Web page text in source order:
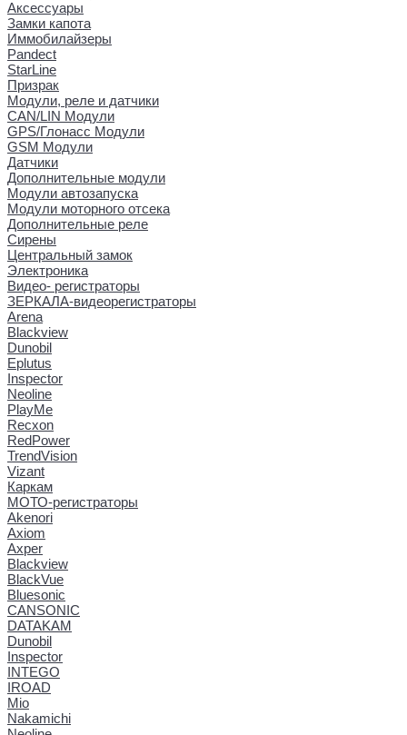
Аксессуары
Замки капота
Иммобилайзеры
Pandect
StarLine
Призрак
Модули, реле и датчики
CAN/LIN Модули
GPS/Глонасс Модули
GSM Модули
Датчики
Дополнительные модули
Модули автозапуска
Модули моторного отсека
Дополнительные реле
Сирены
Центральный замок
Электроника
Видео- регистраторы
ЗЕРКАЛА-видеорегистраторы
Arena
Blackview
Dunobil
Eplutus
Inspector
Neoline
PlayMe
Recxon
RedPower
TrendVision
Vizant
Каркам
МОТО-регистраторы
Akenori
Axiom
Axper
Blackview
BlackVue
Bluesonic
CANSONIC
DATAKAM
Dunobil
Inspector
INTEGO
IROAD
Mio
Nakamichi